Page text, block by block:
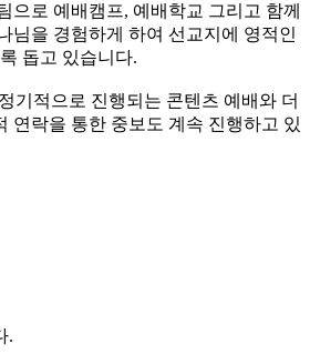
으로 예배캠프, 예배학교 그리고 함께
님을 경험하게 하여 선교지에 영적인
돕고 있습니다.
기적으로 진행되는 콘텐츠 예배와 더
연락을 통한 중보도 계속 진행하고 있
.